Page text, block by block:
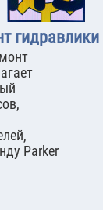
Parker